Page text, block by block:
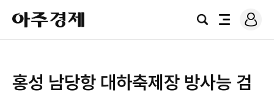
아
주
경
검
전
로
그
홍성 남당항 대하축제장 방사능 검